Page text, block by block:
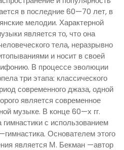
в последние 60—70 лет, в
мелодии. Характерной
является то, что она
тела, неразрывно
и носит в своей
В процессе эволюции
три этапа: классического
современного джаза, одной
является современное
музыке. В конце 60—х гг.
с использованием
Основателем этого
является М. Бекман —автор